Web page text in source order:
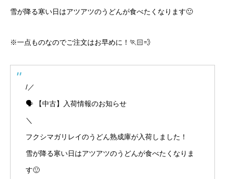
雪が降る寒い日はアツアツのうどんが食べたくなります🙂
※一点ものなのでご注文はお早めに！🏃🏻💨
/／
🗣 【中古】入荷情報のお知らせ
＼
フクシマガリレイのうどん熟成庫が入荷しました！
雪が降る寒い日はアツアツのうどんが食べたくなりま
す🙂